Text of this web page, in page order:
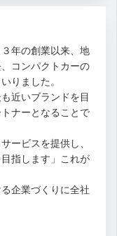
年の創業以来、地
コンパクトカーの
りました。
近いブランドを目
ナーとなることで
ービスを提供し、
指します」これが
企業づくりに全社